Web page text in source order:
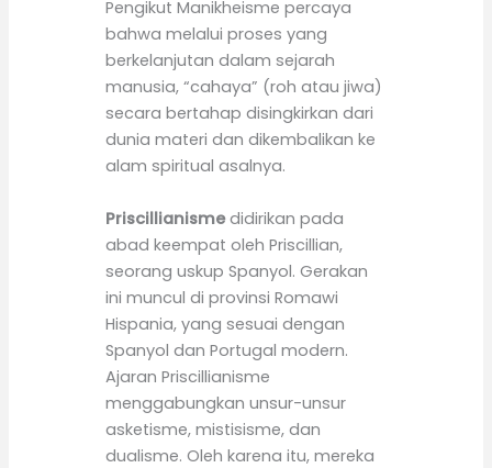
Pengikut Manikheisme percaya
bahwa melalui proses yang
berkelanjutan dalam sejarah
manusia, “cahaya” (roh atau jiwa)
secara bertahap disingkirkan dari
dunia materi dan dikembalikan ke
alam spiritual asalnya.
Priscillianismedidirikan pada
abad keempat oleh Priscillian,
seorang uskup Spanyol. Gerakan
ini muncul di provinsi Romawi
Hispania, yang sesuai dengan
Spanyol dan Portugal modern.
Ajaran Priscillianisme
menggabungkan unsur-unsur
asketisme, mistisisme, dan
dualisme. Oleh karena itu, mereka